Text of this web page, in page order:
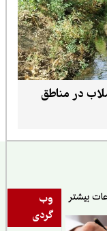
در مناطق
وب
گردی